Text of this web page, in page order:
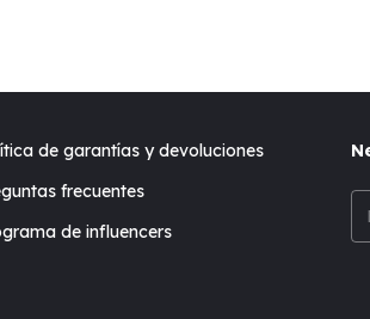
de garantías y devoluciones
frecuentes
de influencers